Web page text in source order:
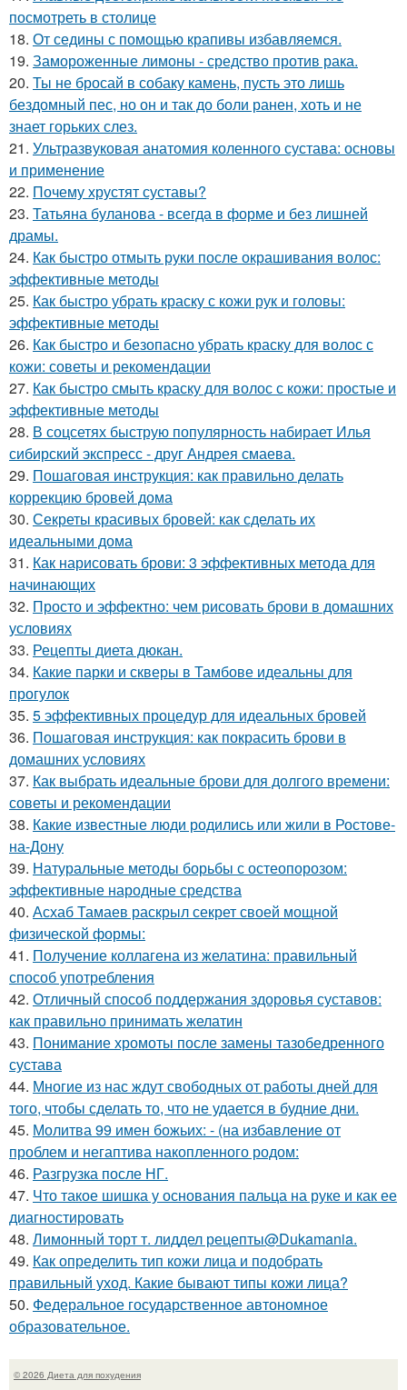
посмотреть в столице
18. От седины с помощью крапивы избавляемся.
19. Замороженные лимоны - средство против рака.
20. Ты не бросай в собаку камень, пусть это лишь
бездомный пес, но он и так до боли ранен, хоть и не
знает горьких слез.
21. Ультразвуковая анатомия коленного сустава: основы
и применение
22. Почему хрустят суставы?
23. Татьяна буланова - всегда в форме и без лишней
драмы.
24. Как быстро отмыть руки после окрашивания волос:
эффективные методы
25. Как быстро убрать краску с кожи рук и головы:
эффективные методы
26. Как быстро и безопасно убрать краску для волос с
кожи: советы и рекомендации
27. Как быстро смыть краску для волос с кожи: простые и
эффективные методы
28. В соцсетях быструю популярность набирает Илья
сибирский экспресс - друг Андрея смаева.
29. Пошаговая инструкция: как правильно делать
коррекцию бровей дома
30. Секреты красивых бровей: как сделать их
идеальными дома
31. Как нарисовать брови: 3 эффективных метода для
начинающих
32. Просто и эффектно: чем рисовать брови в домашних
условиях
33. Рецепты диета дюкан.
34. Какие парки и скверы в Тамбове идеальны для
прогулок
35. 5 эффективных процедур для идеальных бровей
36. Пошаговая инструкция: как покрасить брови в
домашних условиях
37. Как выбрать идеальные брови для долгого времени:
советы и рекомендации
38. Какие известные люди родились или жили в Ростове-
на-Дону
39. Натуральные методы борьбы с остеопорозом:
эффективные народные средства
40. Асхаб Тамаев раскрыл секрет своей мощной
физической формы:
41. Получение коллагена из желатина: правильный
способ употребления
42. Отличный способ поддержания здоровья суставов:
как правильно принимать желатин
43. Понимание хромоты после замены тазобедренного
сустава
44. Многие из нас ждут свободных от работы дней для
того, чтобы сделать то, что не удается в будние дни.
45. Молитва 99 имен божьих: - (на избавление от
проблем и негаптива накопленного родом:
46. Разгрузка после НГ.
47. Что такое шишка у основания пальца на руке и как ее
диагностировать
48. Лимонный торт т. лиддел рецепты@Dukamania.
49. Как определить тип кожи лица и подобрать
правильный уход. Какие бывают типы кожи лица?
50. Федеральное государственное автономное
образовательное.
© 2026 Диета для похудения